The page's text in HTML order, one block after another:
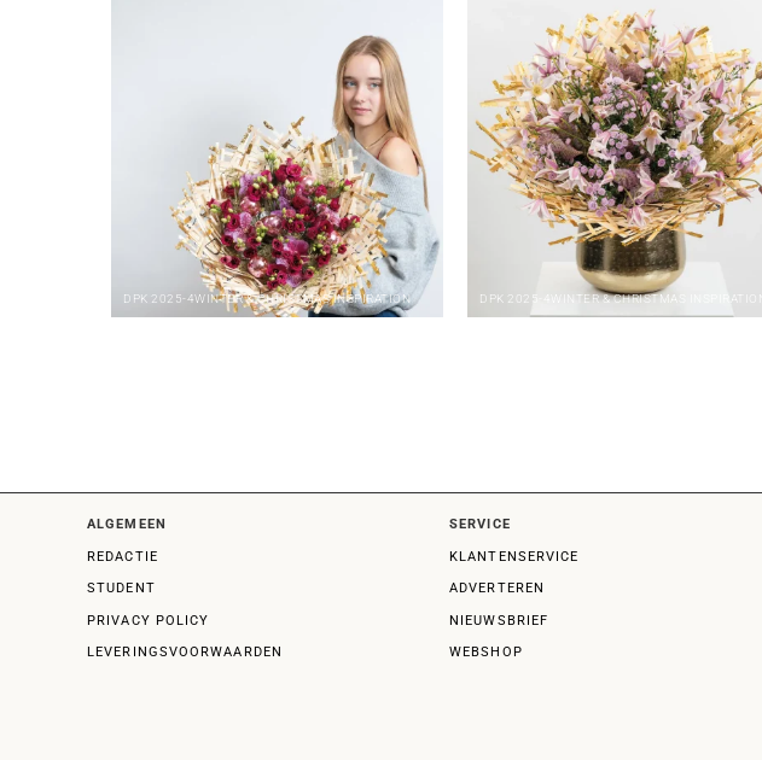
DPK 2025-4WINTER & CHRISTMAS INSPIRATION DPK 2025-4 WINTER & CHRISTMAS INSPIRATION
ALGEMEEN
REDACTIE
STUDENT
PRIVACY POLICY
LEVERINGSVOORWAARDEN
SERVICE
KLANTENSERVICE
ADVERTEREN
NIEUWSBRIEF
WEBSHOP